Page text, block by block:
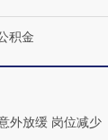
积金
外放缓 岗位减少